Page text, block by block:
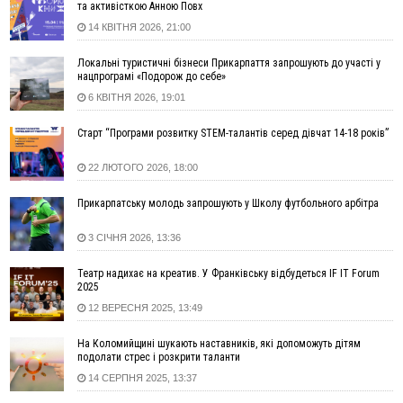
15:54
Прикарпатець прийшов у Пенсійний та заявив поліції про
гранату, бо йому не нарахували пенсію
14:59
У Болгарії затримали прикарпатця, який виготовляв
наркотики для міжнародного синдикату
14:47
Стефанішина отримала нову підозру. Їй обирають
14:02
«Пілот з Лондона» видурив у жительки Коломийщини
майже 64 тисячі гривень
13:13
У четвер на Прикарпатті очікується сильна спека до 39°
13:00
На Снятинщині спіймали чоловіка, який зливав з цистерни
у полі невідому речовину
12:29
У МОЗ змінили підхід до госпіталізації та оновили правила
роботи стаціонарів
12:07
На межі Прикарпаття і Тернопільщини невідомі засипали
русло Золотої Липи та облаштували переправу
рекорди
11:17
Росія вдарила по Харкову "Бандероллю": є постраждалі,
пошкоджено цивільне підприємство
та активісткою Анною Повх
14 КВІТНЯ 2026, 21:00
Локальні туристичні бізнеси Прикарпаття запрошують до участі у
нацпрограмі «Подорож до себе»
6 КВІТНЯ 2026, 19:01
Старт “Програми розвитку STEM-талантів серед дівчат 14-18 років”
22 ЛЮТОГО 2026, 18:00
Прикарпатську молодь запрошують у Школу футбольного арбітра
3 СІЧНЯ 2026, 13:36
Театр надихає на креатив. У Франківську відбудеться IF IT Forum
2025
12 ВЕРЕСНЯ 2025, 13:49
На Коломийщині шукають наставників, які допоможуть дітям
подолати стрес і розкрити таланти
14 СЕРПНЯ 2025, 13:37